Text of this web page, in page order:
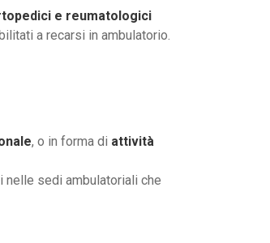
e reumatologici
a recarsi in ambulatorio.
, o in forma di attività
nelle sedi ambulatoriali che